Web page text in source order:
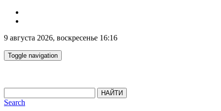
9 августа 2026, воскресенье 16:16
Toggle navigation
НАЙТИ
Search